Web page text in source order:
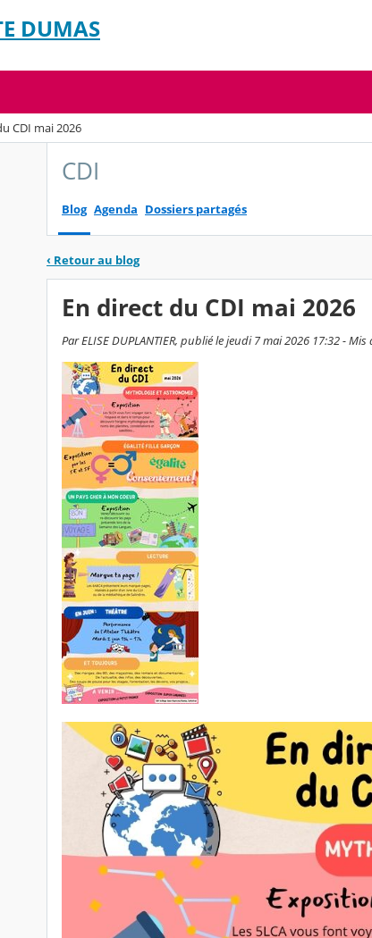
DUMAS
CDI mai 2026
CDI
Blog Agenda Dossiers partagés
‹ Retour au blog
En direct du CDI mai 2026
Par ELISE DUPLANTIER, publié le jeudi 7 mai 2026 17:32 -